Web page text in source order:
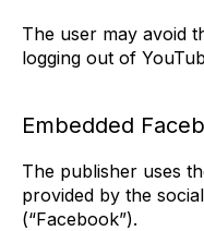
The user may avoid
logging out of
Embedded
The publisher uses
provided by the
(“Facebook”).